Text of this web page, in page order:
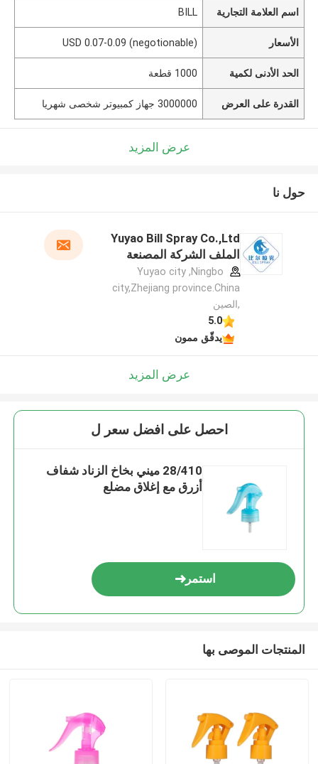
اسم العلامة التجارية BILL
الأسعار USD 0.07-0.09 (negotionable)
الحد الأدنى لكمية 1000 قطعة
القدرة على العرض 3000000 جهاز كمبيوتر شخصى شهريا
عرض المزيد
حول نا
Yuyao Bill Spray Co.,Ltd
الملف الشركة المصنعة
Yuyao city ,Ningbo
city,Zhejiang province.China
,الصين
5.0
يدقّق ممون
عرض المزيد
احصل على افضل سعر ل
28/410 ميني بخاخ الزناد شفاف
أزرق مع إغلاق مضلع
استمر
المنتجات الموصى بها